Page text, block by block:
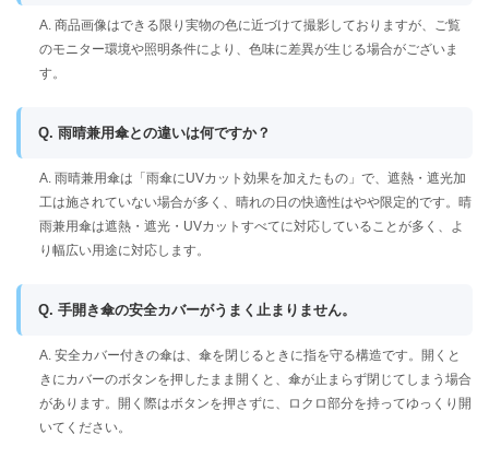
A. 商品画像はできる限り実物の色に近づけて撮影しておりますが、ご覧
のモニター環境や照明条件により、色味に差異が生じる場合がございま
す。
Q. 雨晴兼用傘との違いは何ですか？
A. 雨晴兼用傘は「雨傘にUVカット効果を加えたもの」で、遮熱・遮光加
工は施されていない場合が多く、晴れの日の快適性はやや限定的です。晴
雨兼用傘は遮熱・遮光・UVカットすべてに対応していることが多く、よ
り幅広い用途に対応します。
Q. 手開き傘の安全カバーがうまく止まりません。
A. 安全カバー付きの傘は、傘を閉じるときに指を守る構造です。開くと
きにカバーのボタンを押したまま開くと、傘が止まらず閉じてしまう場合
があります。開く際はボタンを押さずに、ロクロ部分を持ってゆっくり開
いてください。